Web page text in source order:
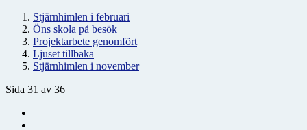
Stjärnhimlen i februari
Öns skola på besök
Projektarbete genomfört
Ljuset tillbaka
Stjärnhimlen i november
Sida 31 av 36